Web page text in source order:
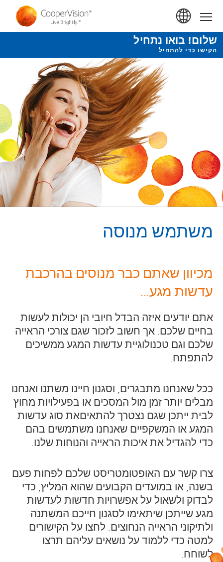
לתוכן
העיקריHome
שלום! בואו נתחיל
הקישו כדי להתחיל
משתמש מנוסה
מכיוון שאתם כבר מנוסים בהרכבת
עדשות מגע...
אתם יודעים איזה הבדל חיובי הן יכולות לעשות
בחיים שלכם. אך חשוב לזכור שגם צורכי הראייה
שלכם וגם טכנולוגיית עדשות המגע ממשיכים
להתפתח.
ככל שאנחנו מתבגרים, וסגנון חיינו משתנו ואנחנו
מבלים יותר זמן מול המסכים או בפעילויות מחוץ
לבית ייתכן שגם נצטרך להתאיםאת סוג עדשות
המגע או המשקפיים שאנחנו משתמשים בהם
כדי להגדיל את איכות הראייה והנוחות שלנו.
צרו קשר עם האופטומטריסט שלכם לפחות פעם
בשנה, או במועדים הקבועים שהוא המליץ, כדי
לבדוק ולשאול על אפשרויות חדשות לעדשות
מגע שייתכן שיתאימו לסגנון חייכם המשתנה
ולתיקוני הראייה הנחוצים. לחצו על הקישורים
למטה כדי ללמוד על נושאים עליהם תרצו
לשוחח.